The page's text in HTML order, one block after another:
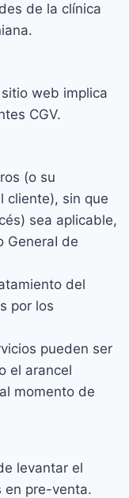
de la clínica
web implica
CGV.
(o su
cliente), sin que
sea aplicable,
GeneraI de
del
por los
pueden ser
el arancel
momento de
levantar el
en pre-venta.